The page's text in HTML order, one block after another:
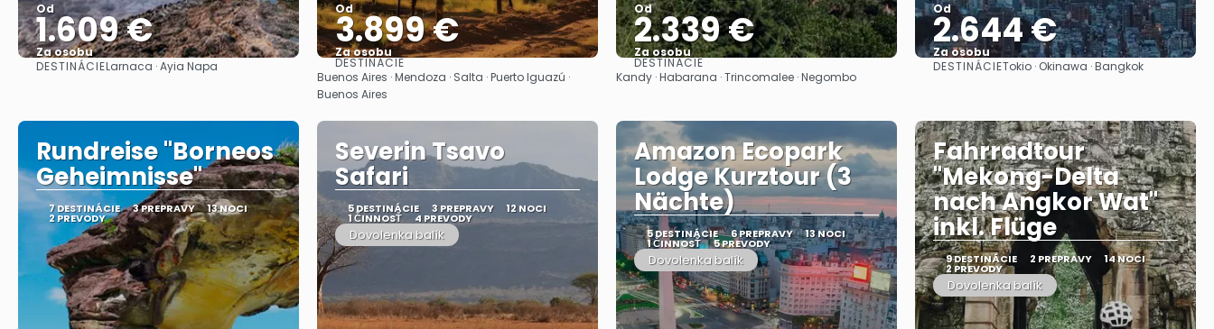
Od
1.609 €
Za osobu
Pozrieť sa
DESTINÁCIELarnaca · Ayia Napa
Od
3.899 €
Za osobu
Pozrieť sa
DESTINÁCIE
Buenos Aires · Mendoza · Salta · Puerto Iguazú ·
Buenos Aires
Od
2.339 €
Za osobu
Pozrieť sa
DESTINÁCIE
Kandy · Habarana · Trincomalee · Negombo
Od
2.644 €
Za osobu
Pozrieť sa
DESTINÁCIETokio · Okinawa · Bangkok
Rundreise "Borneos
Geheimnisse"
7 DESTINÁCIE 3 PREPRAVY 13 NOCI
2 PREVODY
Severin Tsavo
Safari
5 DESTINÁCIE 3 PREPRAVY 12 NOCI
1 ČINNOSŤ 4 PREVODY
Dovolenka balík
Amazon Ecopark
Lodge Kurztour (3
Nächte)
5 DESTINÁCIE 6 PREPRAVY 13 NOCI
1 ČINNOSŤ 5 PREVODY
Dovolenka balík
Fahrradtour
"Mekong-Delta
nach Angkor Wat"
inkl. Flüge
9 DESTINÁCIE 2 PREPRAVY 14 NOCI
2 PREVODY
Dovolenka balík